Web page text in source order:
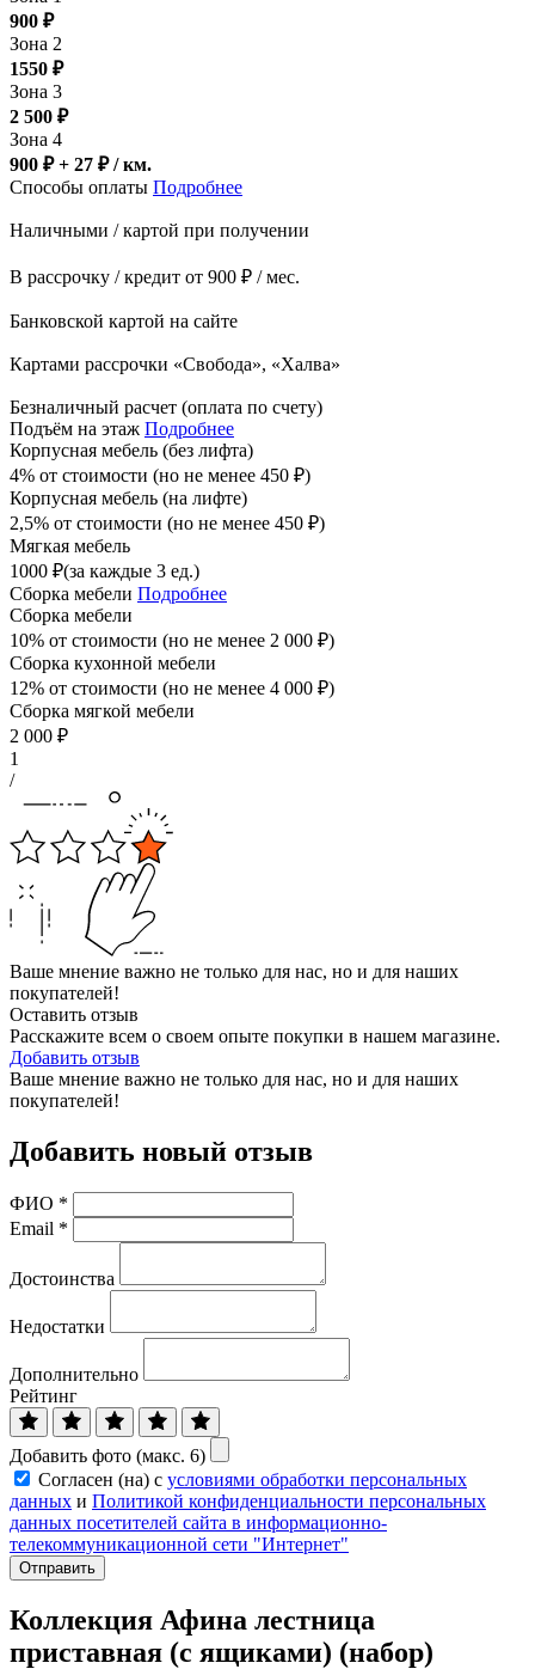
900 ₽
Зона 2
1550 ₽
Зона 3
2 500 ₽
Зона 4
900 ₽ + 27 ₽/ км.
Способы оплаты Подробнее
Наличными / картой при получении
В рассрочку / кредит от 900 ₽ / мес.
Банковской картой на сайте
Картами рассрочки «Свобода», «Халва»
Безналичный расчет (оплата по счету)
Подъём на этаж Подробнее
Корпусная мебель (без лифта)
4% от стоимости (но не менее 450 ₽)
Корпусная мебель (на лифте)
2,5% от стоимости (но не менее 450 ₽)
Мягкая мебель
1000 ₽(за каждые 3 ед.)
Сборка мебели Подробнее
Сборка мебели
10% от стоимости (но не менее 2 000 ₽)
Сборка кухонной мебели
12% от стоимости (но не менее 4 000 ₽)
Сборка мягкой мебели
2 000 ₽
1
/
Ваше мнение важно не только для нас, но и для наших
покупателей!
Оставить отзыв
Расскажите всем о своем опыте покупки в нашем магазине.
Добавить отзыв
Ваше мнение важно не только для нас, но и для наших
покупателей!
Добавить новый отзыв
ФИО *
Email *
Достоинства
Недостатки
Дополнительно
Рейтинг
Добавить фото (макс. 6)
Согласен (на) с условиями обработки персональных
данных и Политикой конфиденциальности персональных
данных посетителей сайта в информационно-
телекоммуникационной сети "Интернет"
Отправить
Коллекция Афина лестница
приставная (с ящиками) (набор)